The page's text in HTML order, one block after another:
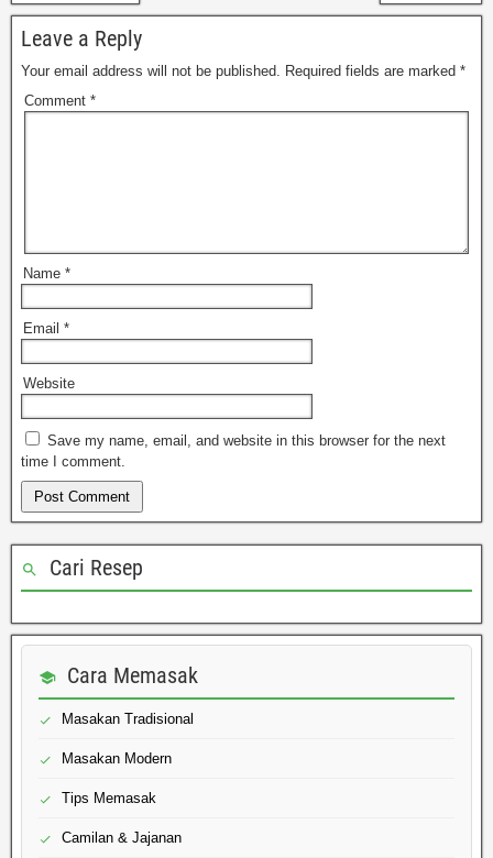
Leave a Reply
Your email address will not be published. Required fields are marked *
Comment *
Name *
Email *
Website
Save my name, email, and website in this browser for the next
time I comment.
Cari Resep
Cara Memasak
Masakan Tradisional
Masakan Modern
Tips Memasak
Camilan & Jajanan